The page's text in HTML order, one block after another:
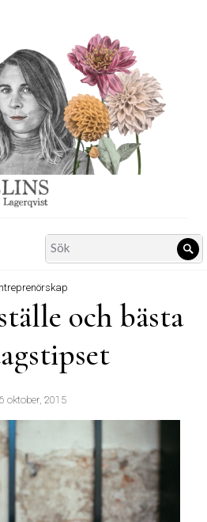
Search
for:
och bästa
oktober, 2015